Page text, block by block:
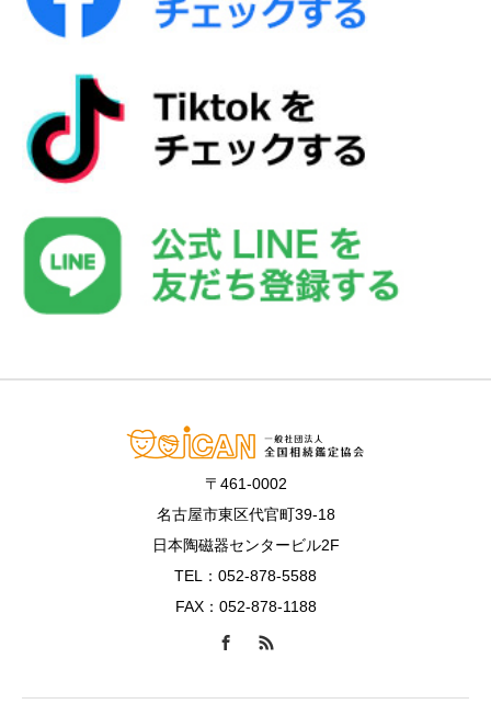
〒461-0002
名古屋市東区代官町39-18
日本陶磁器センタービル2F
TEL：052-878-5588
FAX：052-878-1188